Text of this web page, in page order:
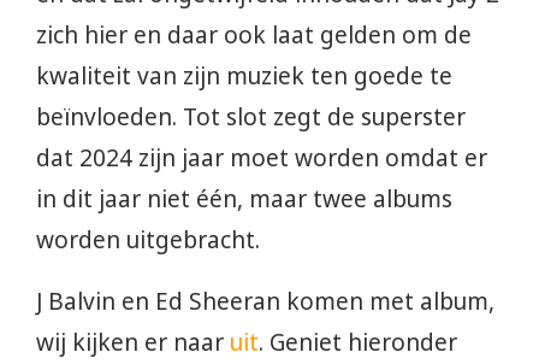
zich hier en daar ook laat gelden om de
kwaliteit van zijn muziek ten goede te
beïnvloeden. Tot slot zegt de superster
dat 2024 zijn jaar moet worden omdat er
in dit jaar niet één, maar twee albums
worden uitgebracht.
J Balvin en Ed Sheeran komen met album,
wij kijken er naar uit. Geniet hieronder